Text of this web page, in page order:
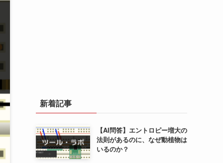
新着記事
【AI問答】エントロピー増大の
法則があるのに、なぜ動植物は
いるのか？